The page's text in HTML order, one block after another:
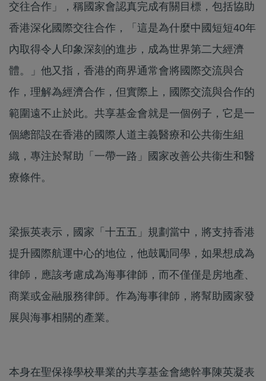
交往合作」，稱國家會認真完成有關目標，包括協助
香港深化國際交往合作，「這是為什麼中國短短40年
內取得令人印象深刻的進步，成為世界第二大經濟
體。」他又指，香港的商界通常會將國際交流與合
作，理解為經濟合作，但實際上，國際交流與合作的
範圍遠不止於此。共享基金會就是一個例子，它是一
個總部設在香港的國際人道主義醫療和公共衞生組
織，專注於幫助「一帶一路」國家改善公共衞生和醫
療條件。
梁振英表示，國家「十五五」規劃當中，將支持香港
提升國際航運中心的地位，他鼓勵同學，如果想成為
律師，應該考慮成為海事律師，而不僅僅是房地產、
商業或金融服務律師。作為海事律師，將幫助國家發
展與海事相關的產業。
本身在聖保祿學校畢業的共享基金會總幹事陳英凝表